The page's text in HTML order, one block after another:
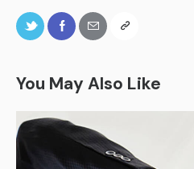
You May Also Like